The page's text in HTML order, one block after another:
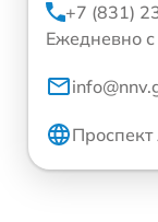
+7 (831)
Ежедневно